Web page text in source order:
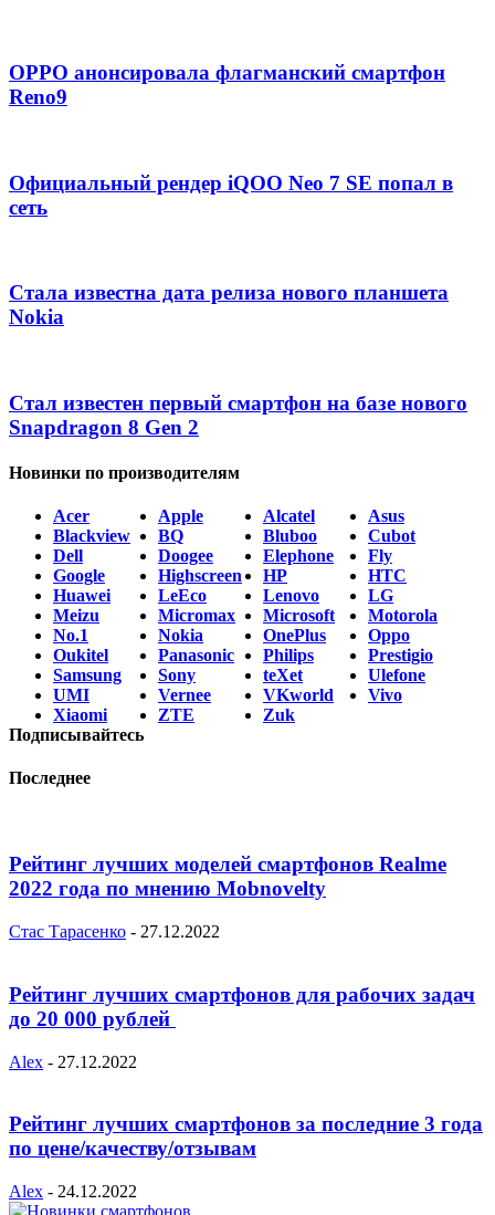
OPPO анонсировала флагманский смартфон
Reno9
Официальный рендер iQOO Neo 7 SE попал в
сеть
Стала известна дата релиза нового планшета
Nokia
Стал известен первый смартфон на базе нового
Snapdragon 8 Gen 2
Новинки по производителям
Acer Apple Alcatel
Asus
Blackview
BQ Bluboo
Cubot
Dell
Doogee Elephone
Fly
Google
Highscreen HP
HTC
Huawei
LeEco Lenovo
LG
Meizu
Micromax Microsoft
Motorola
No.1
Nokia OnePlus
Oppo
Oukitel
Panasonic Philips
Prestigio
Samsung
Sony teXet
Ulefone
UMI
Vernee VKworld
Vivo
Xiaomi
ZTE
Zuk
Подписывайтесь
Последнее
Рейтинг лучших моделей смартфонов Realme
2022 года по мнению Mobnovelty
Стас Тарасенко - 27.12.2022
Рейтинг лучших смартфонов для рабочих задач
до 20 000 рублей
Alex - 27.12.2022
Рейтинг лучших смартфонов за последние 3 года
по цене/качеству/отзывам
Alex - 24.12.2022